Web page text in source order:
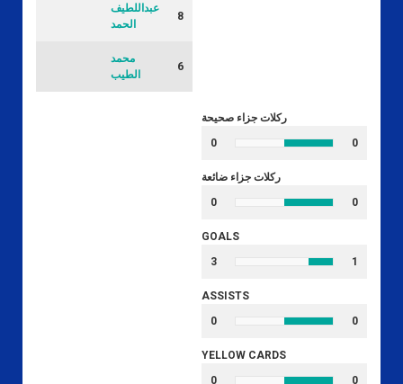
8
عبداللطيف
الحمد
6
محمد
الطيب
ركلات جزاء صحيحة
0
0
ركلات جزاء ضائعة
0
0
GOALS
1
3
ASSISTS
0
0
YELLOW CARDS
0
0